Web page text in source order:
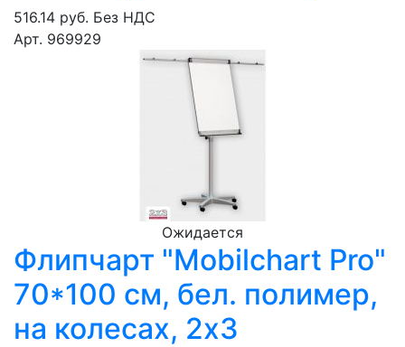
516.14 руб. Без НДС
Арт. 969929
Ожидается
Флипчарт "Mobilchart Pro"
70*100 см, бел. полимер,
на колесах, 2х3